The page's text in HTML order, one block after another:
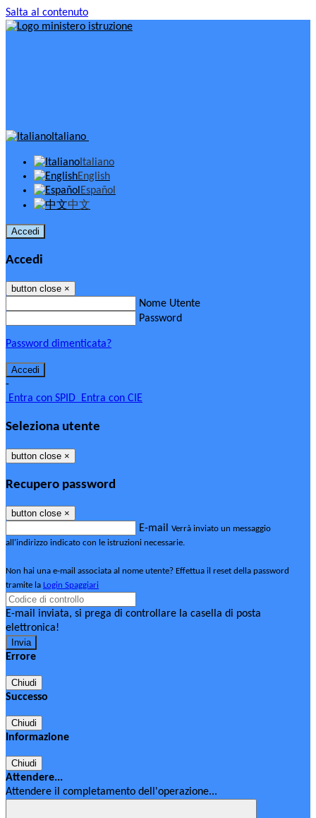
Salta al contenuto
Italiano
Italiano
English
Español
中文
Accedi
Accedi
button close ×
Nome Utente
Password
Password dimenticata?
-
Entra con SPID Entra con CIE
Seleziona utente
button close ×
Recupero password
button close ×
E-mail Verrà inviato un messaggio
all'indirizzo indicato con le istruzioni necessarie.
Non hai una e-mail associata al nome utente? Effettua il reset della password
tramite la Login Spaggiari
E-mail inviata, si prega di controllare la casella di posta
elettronica!
Errore
Chiudi
Successo
Chiudi
Informazione
Chiudi
Attendere...
Attendere il completamento dell'operazione...